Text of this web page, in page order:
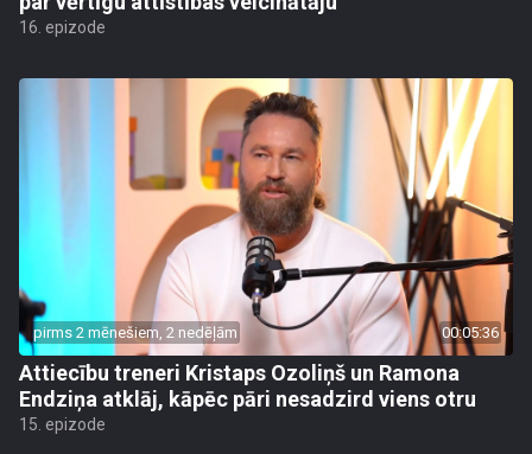
16. epizode
pirms 2 mēnešiem, 2 nedēļām 00:05:36
Attiecību treneri Kristaps Ozoliņš un Ramona
Endziņa atklāj, kāpēc pāri nesadzird viens otru
15. epizode